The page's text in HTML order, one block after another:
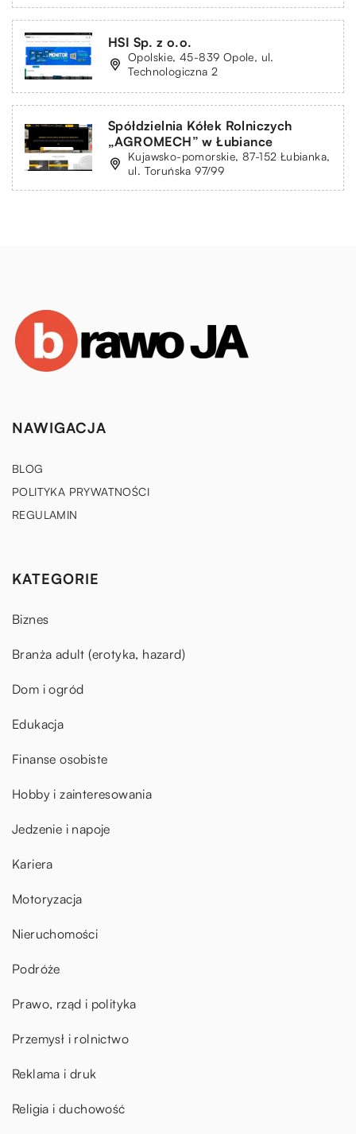
HSI Sp. z o.o.
Opolskie, 45-839 Opole, ul.
Technologiczna 2
Spółdzielnia Kółek Rolniczych
„AGROMECH” w Łubiance
Kujawsko-pomorskie, 87-152 Łubianka,
ul. Toruńska 97/99
NAWIGACJA
BLOG
POLITYKA PRYWATNOŚCI
REGULAMIN
KATEGORIE
Biznes
Branża adult (erotyka, hazard)
Dom i ogród
Edukacja
Finanse osobiste
Hobby i zainteresowania
Jedzenie i napoje
Kariera
Motoryzacja
Nieruchomości
Podróże
Prawo, rząd i polityka
Przemysł i rolnictwo
Reklama i druk
Religia i duchowość